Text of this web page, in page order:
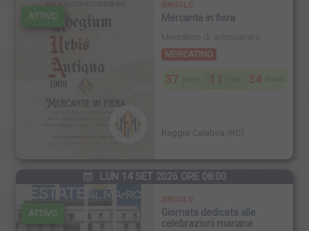
ATTIVO
SINGOLO
Mercante in fiera
MERCATINO
INIZIA
37 11 34
Reggio Calabria (RC)
LUN 14 SET 2026 ORE 08:00
ATTIVO
SINGOLO
Giornata dedicata alle
celebrazioni mariane